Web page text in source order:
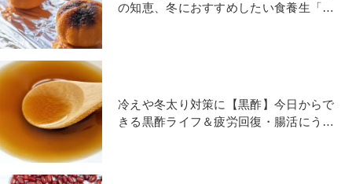
の知恵、冬におすすめしたい食養生「焼
冷えや冬太り対策に【黒酢】今日からで
きる黒酢ライフ＆疲労回復・腸活にうれ